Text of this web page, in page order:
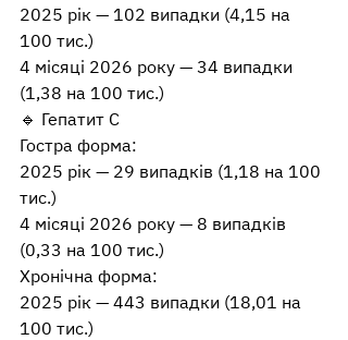
2025 рік — 102 випадки (4,15 на
100 тис.)
4 місяці 2026 року — 34 випадки
(1,38 на 100 тис.)
🔹 Гепатит C
Гостра форма:
2025 рік — 29 випадків (1,18 на 100
тис.)
4 місяці 2026 року — 8 випадків
(0,33 на 100 тис.)
Хронічна форма:
2025 рік — 443 випадки (18,01 на
100 тис.)